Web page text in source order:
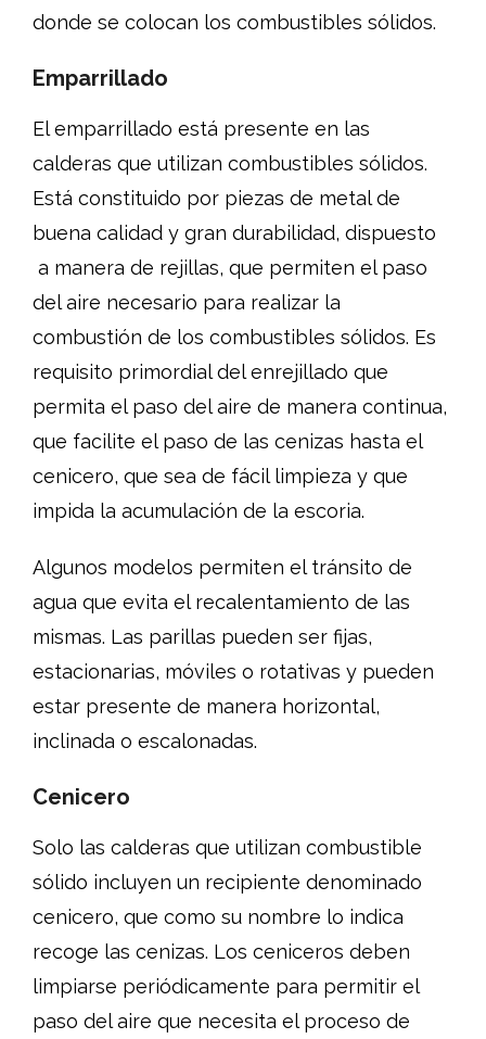
donde se colocan los combustibles sólidos.
Emparrillado
El emparrillado está presente en las
calderas que utilizan combustibles sólidos.
Está constituido por piezas de metal de
buena calidad y gran durabilidad, dispuesto
a manera de rejillas, que permiten el paso
del aire necesario para realizar la
combustión de los combustibles sólidos. Es
requisito primordial del enrejillado que
permita el paso del aire de manera continua,
que facilite el paso de las cenizas hasta el
cenicero, que sea de fácil limpieza y que
impida la acumulación de la escoria.
Algunos modelos permiten el tránsito de
agua que evita el recalentamiento de las
mismas. Las parillas pueden ser fijas,
estacionarias, móviles o rotativas y pueden
estar presente de manera horizontal,
inclinada o escalonadas.
Cenicero
Solo las calderas que utilizan combustible
sólido incluyen un recipiente denominado
cenicero, que como su nombre lo indica
recoge las cenizas. Los ceniceros deben
limpiarse periódicamente para permitir el
paso del aire que necesita el proceso de